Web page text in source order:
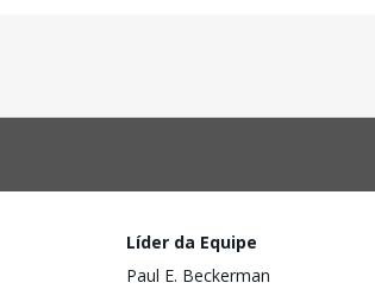
Líder da Equipe
Paul E. Beckerman